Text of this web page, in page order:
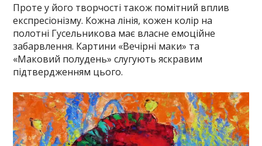
Проте у його творчості також помітний вплив
експресіонізму. Кожна лінія, кожен колір на
полотні Гусельникова має власне емоційне
забарвлення. Картини «Вечірні маки» та
«Маковий полудень» слугують яскравим
підтвердженням цього.